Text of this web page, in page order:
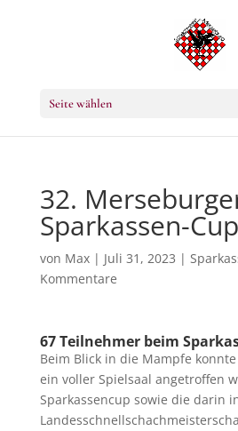
Seite wählen
32.
Sparkassen-
von Max| Juli 31, 2023 |
Kommentare
67 Teilnehmer beim
Beim Blick in die Mampfe
ein voller Spielsaal angetroffen
Sparkassencup sowie die darin